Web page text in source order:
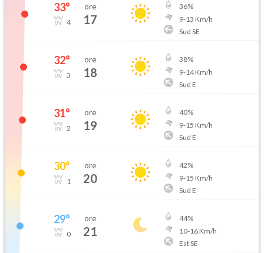
33°
4
ore
17
36%
9-13 Km/h
Sud SE
32°
3
ore
18
38%
9-14Km/h
Sud E
31°
2
ore
19
40%
9-15 Km/h
Sud E
30°
1
ore
20
42%
9-15 Km/h
Sud E
29°
0
ore
21
44%
10-16Km/h
Est SE